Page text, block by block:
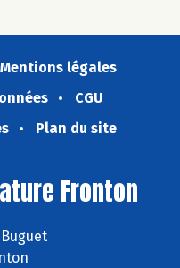
Mentions légales
CGU
Plan du site
Fronton